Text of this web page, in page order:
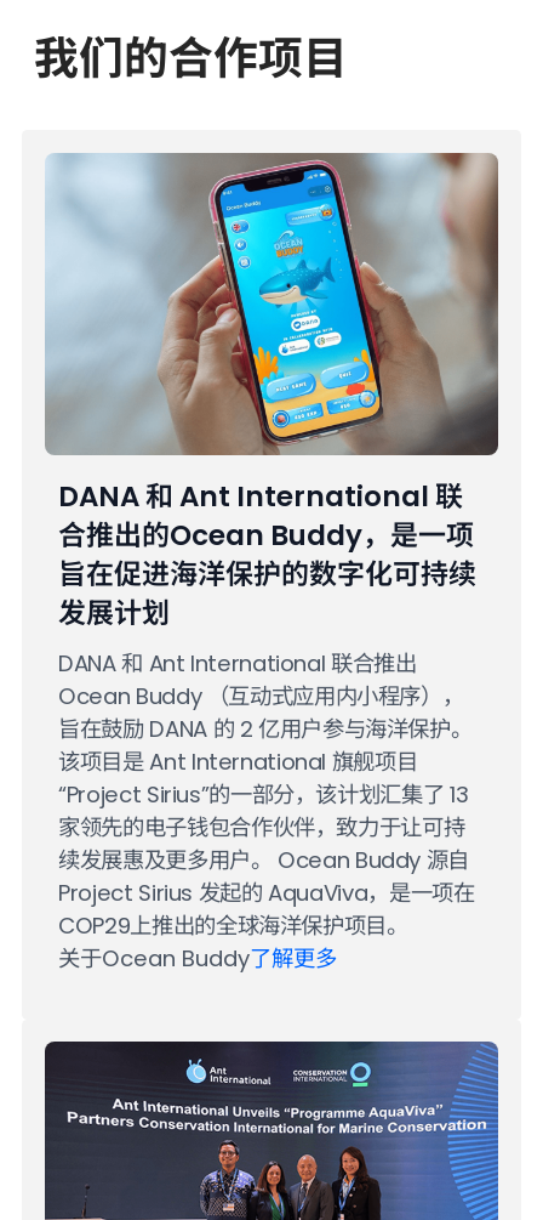
我们的合作项目
DANA 和 Ant International 联
合推出的Ocean Buddy，是一项
旨在促进海洋保护的数字化可持续
发展计划
DANA 和 Ant International 联合推出
Ocean Buddy （互动式应用内小程序），
旨在鼓励 DANA 的 2 亿用户参与海洋保护。
该项目是 Ant International 旗舰项目
“Project Sirius”的一部分，该计划汇集了 13
家领先的电子钱包合作伙伴，致力于让可持
续发展惠及更多用户。 Ocean Buddy 源自
Project Sirius 发起的 AquaViva，是一项在
COP29上推出的全球海洋保护项目。
关于Ocean Buddy了解更多